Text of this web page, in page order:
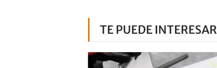
TE PUEDE INTERESAR